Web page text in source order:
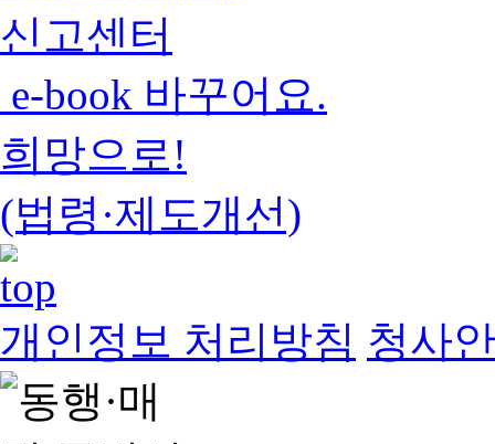
신고센터
e-book 바꾸어요.
희망으로!
(법령·제도개선)
개인정보 처리방침 청사